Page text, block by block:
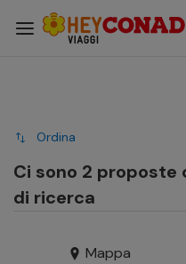
Esperienze
Esperienze
Mappa
Ordina
Ci sono 2
di ricerca